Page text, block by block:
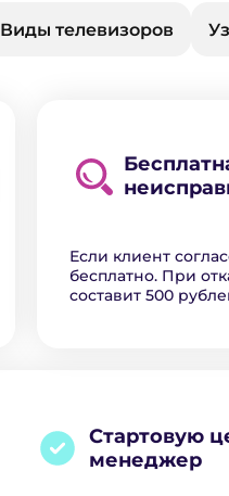
Виды телевизоров
Если клиент
бесплатно. При
составит 500
Стартовую
менеджер